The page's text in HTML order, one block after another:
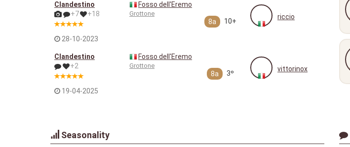
Clandestino
+7
+18
28-10-2023
Fosso dell'Eremo
Grottone
8a 10+
riccio
Clandestino
+2
19-04-2025
Fosso dell'Eremo
Grottone
8a 3º
vittorinox
Seasonality